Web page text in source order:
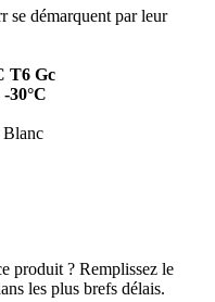
se démarquent par leur
T6 Gc
-30°C
Blanc
produit ? Remplissez le
les plus brefs délais.